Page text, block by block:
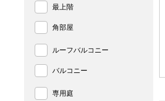
最上階
角部屋
ルーフバルコニー
バルコニー
専用庭